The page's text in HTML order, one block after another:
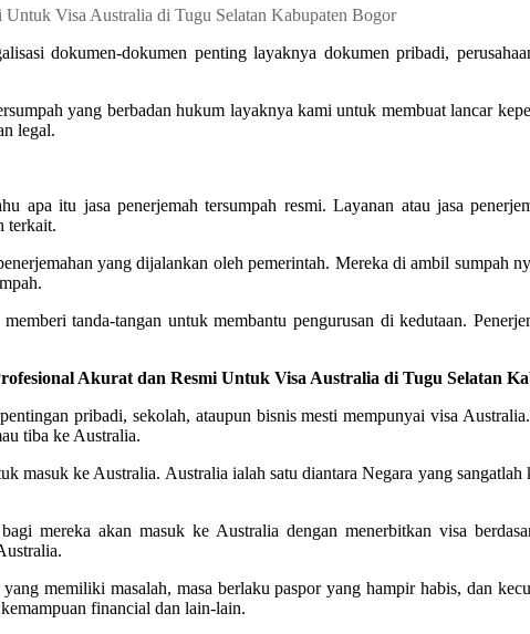
dokumen-dokumen penting layaknya dokumen pribadi,
yang berbadan hukum layaknya kami untuk membuat lancar
legal.
apa itu jasa penerjemah tersumpah resmi. Layanan atau jasa
terkait.
yang dijalankan oleh pemerintah. Mereka di ambil sumpah
tanda-tangan untuk membantu pengurusan di kedutaan.
Akurat dan Resmi Untuk Visa Australia di Tugu Selatan
pribadi, sekolah, ataupun bisnis mesti mempunyai visa
tiba ke Australia.
masuk ke Australia. Australia ialah satu diantara Negara yang
mereka akan masuk ke Australia dengan menerbitkan visa
memiliki masalah, masa berlaku paspor yang hampir habis, dan
financial dan lain-lain.